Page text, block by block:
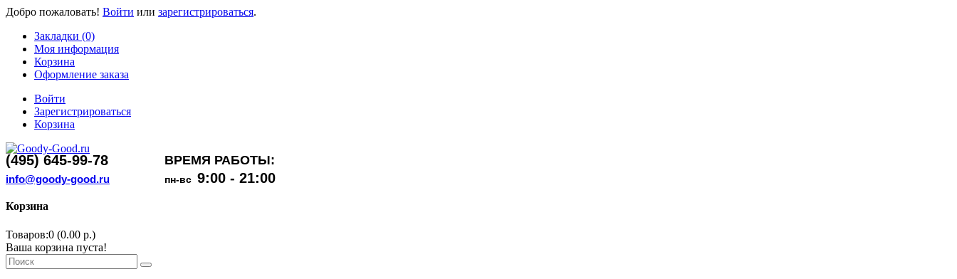
Добро пожаловать! Войти или зарегистрироваться.
Закладки (0)
Моя информация
Корзина
Оформление заказа
Войти
Зарегистрироваться
Корзина
(495) 645-99-78 ВРЕМЯ РАБОТЫ:
info@goody-good.ru пн-вс 9:00 - 21:00
Корзина
Товаров:0 (0.00 р.)
Ваша корзина пуста!